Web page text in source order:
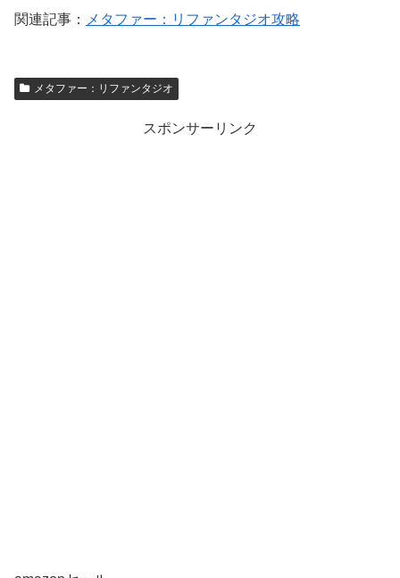
関連記事： メタファー：リファンタジオ攻略
メタファー：リファンタジオ
スポンサーリンク